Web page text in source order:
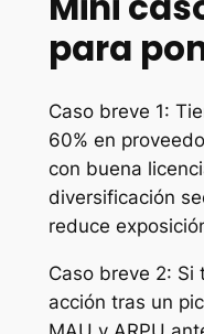
para
Caso breve 1:
60% en
con buena
diversificación
reduce
Caso breve 2: Si
acción tras un